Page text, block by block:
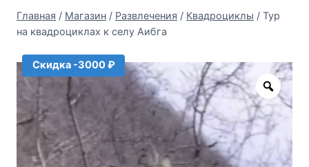
Главная / Магазин / Развлечения / Квадроциклы / Тур
на квадроциклах к селу Аибга
Скидка -3000 ₽
Zoom